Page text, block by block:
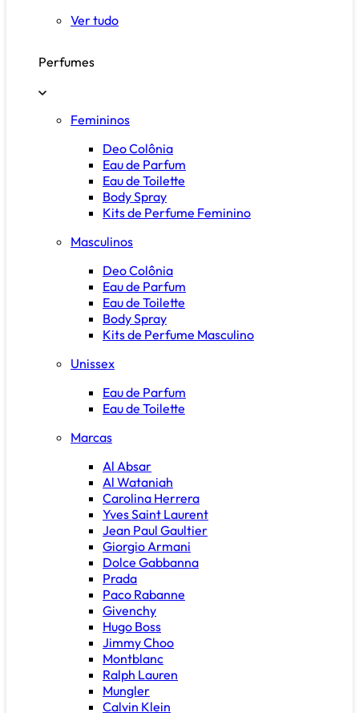
Ver tudo
Perfumes
Femininos
Deo Colônia
Eau de Parfum
Eau de Toilette
Body Spray
Kits de Perfume Feminino
Masculinos
Deo Colônia
Eau de Parfum
Eau de Toilette
Body Spray
Kits de Perfume Masculino
Unissex
Eau de Parfum
Eau de Toilette
Marcas
Al Absar
Al Wataniah
Carolina Herrera
Yves Saint Laurent
Jean Paul Gaultier
Giorgio Armani
Dolce Gabbanna
Prada
Paco Rabanne
Givenchy
Hugo Boss
Jimmy Choo
Montblanc
Ralph Lauren
Mungler
Calvin Klein